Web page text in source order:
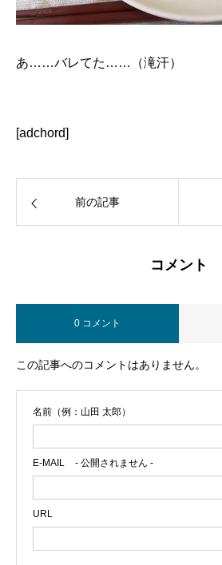
あ……バレてた……（滝汗）
[adchord]
前の記事
コメント
0 コメント
この記事へのコメントはありません。
名前（例：山田 太郎）
E-MAIL - 公開されません -
URL